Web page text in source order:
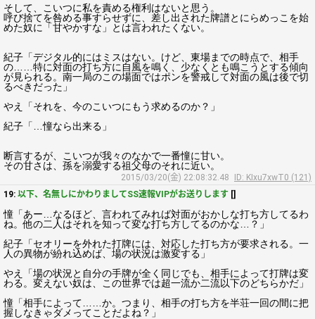
そして、こいつに私を責める権利はないと思う。
呼び捨てを咎める事すらせずに、差し出された牌譜とにらめっこを始
めた奴に「甘やかすな」とは言われたくない。
紀子「デジタル的にはミスはない。けど、東場までの時点で、相手
の……特に対面の打ち方に自風を鳴く、少なくとも鳴こうとする傾向
が見られる。南一局のこの場面ではポンを警戒して対面の風は後で切
るべきだった」
やえ「それを、今のこいつにもう求めるのか？」
紀子「…憧なら出来る」
断言するが、こいつが我々のなかで一番憧に甘い。
その甘さは、孫を溺愛する祖父母のそれに近い。
2015/03/20(金) 22:08:32.48
ID: KIxu7xwT0 (121)
19: 以下、名無しにかわりましてSS速報VIPがお送りします []
憧「あー…なるほど、言われてみれば対面がおかしな打ち方してるわ
ね。他の二人はそれを知って変な打ち方してるのかな…？」
紀子「セオリーを外れた打牌には、対応した打ち方が要求される。一
人の異物が紛れ込めば、場の状況は激変する」
やえ「場の状況と自分の手牌が全く同じでも、相手によって打牌は変
わる。変えない奴は、この世界では超一流か二流以下のどちらかだ」
憧「相手によって……か。つまり、相手の打ち方を半荘一回の間に把
握しなきゃダメってことだよね？」